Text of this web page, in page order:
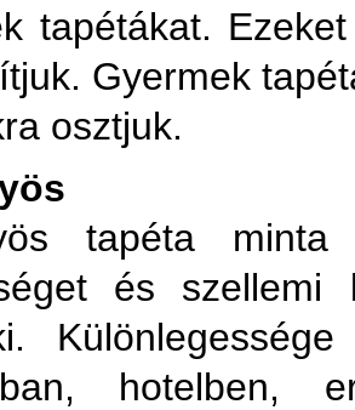
tapétákat.
Gyermek
osztjuk.
tapéta
és szellemi
hotelben,